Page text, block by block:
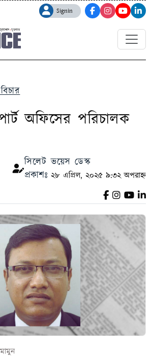
Signin
অফিসের পরিচালক
সিলেট ভয়েস ডেস্ক
প্রকাশঃ ২৮ এপ্রিল, ২০২৫ ৯:৩২ অপরাহ্ন